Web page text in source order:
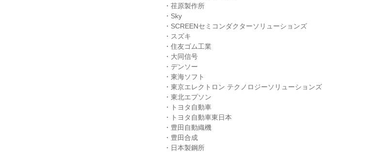
・荏原製作所
・Sky
・SCREENセミコンダクターソリューションズ
・スズキ
・住友ゴム工業
・大同信号
・デンソー
・東海ソフト
・東京エレクトロン テクノロジーソリューションズ
・東北エプソン
・トヨタ自動車
・トヨタ自動車東日本
・豊田自動織機
・豊田合成
・日本製鋼所